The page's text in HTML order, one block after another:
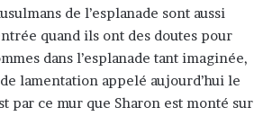
de l’esplanade sont aussi
quand ils ont des doutes pour
dans l’esplanade tant imaginée,
lamentation appelé aujourd’hui le
par ce mur que Sharon est monté sur